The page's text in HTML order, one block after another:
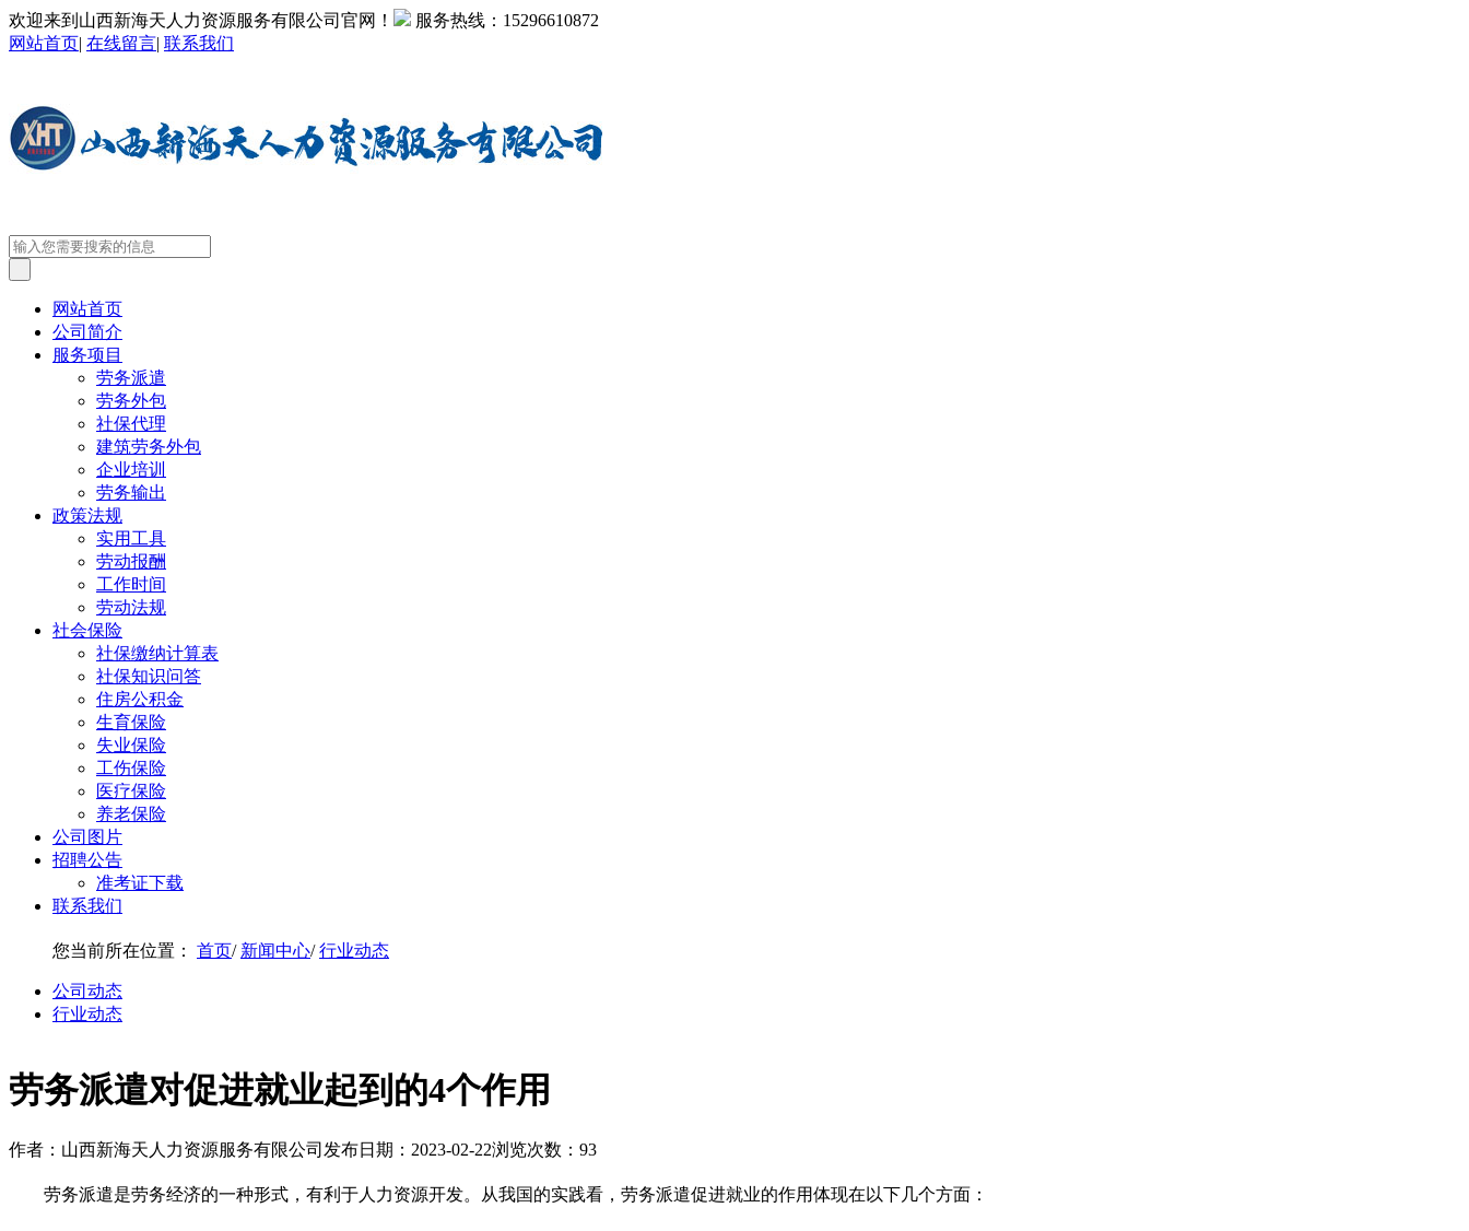
欢迎来到山西新海天人力资源服务有限公司官网！ 服务热线： 15296610872
网站首页| 在线留言| 联系我们
网站首页
公司简介
服务项目
劳务派遣
劳务外包
社保代理
建筑劳务外包
企业培训
劳务输出
政策法规
实用工具
劳动报酬
工作时间
劳动法规
社会保险
社保缴纳计算表
社保知识问答
住房公积金
生育保险
失业保险
工伤保险
医疗保险
养老保险
公司图片
招聘公告
准考证下载
联系我们
您当前所在位置： 首页/ 新闻中心/行业动态
公司动态
行业动态
劳务派遣对促进就业起到的4个作用
作者：山西新海天人力资源服务有限公司 发布日期：2023-02-22浏览次数：93
劳务派遣是劳务经济的一种形式，有利于人力资源开发。从我国的实践看，劳务派遣促进就业的作用体现在以下几个方面：